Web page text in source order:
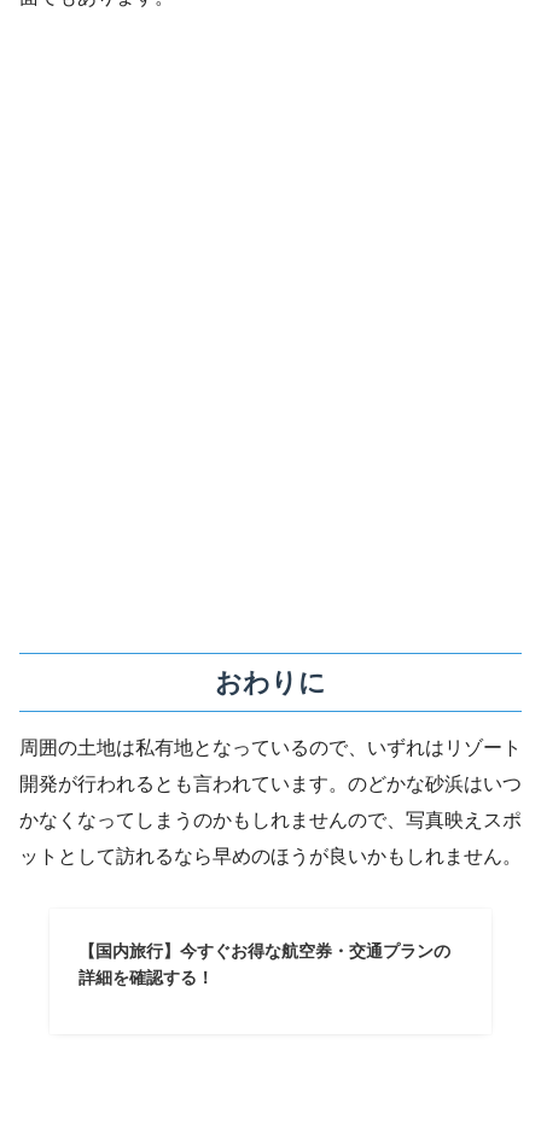
おわりに
周囲の土地は私有地となっているので、いずれはリゾート
開発が行われるとも言われています。のどかな砂浜はいつ
かなくなってしまうのかもしれませんので、写真映えスポ
ットとして訪れるなら早めのほうが良いかもしれません。
【国内旅行】今すぐお得な航空券・交通プランの
詳細を確認する！